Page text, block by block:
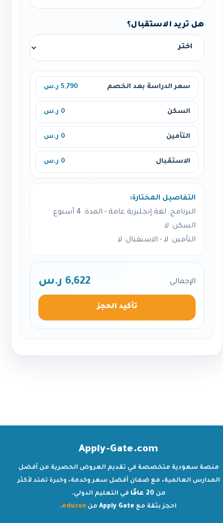
هل تريد الاستقبال؟
سعر الدراسة بعد الخصم 5,790 ر.س
السكن 0 ر.س
التأمين 0 ر.س
الاستقبال 0 ر.س
التفاصيل المختارة:
البرنامج: لغة إنجليزية عامة - المدة: 4 أسبوع
السكن: لا
التأمين: لا - الاستقبال: لا
الإجمالي 6,622 ر.س
تأكيد الحجز
Apply-Gate.com
منصة سعودية متخصصة في تقديم العروض الحصرية من أفضل
المدارس العالمية، مع ضمان أفضل سعر وخدمة، وخبرة تمتد لأكثر
من 20 عامًا
في التعليم الدولي.
احجز بثقة مع Apply Gate من educon
.